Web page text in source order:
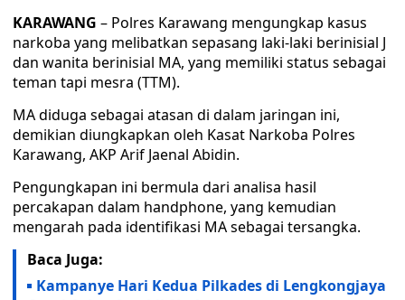
KARAWANG – Polres Karawang mengungkap kasus
narkoba yang melibatkan sepasang laki-laki berinisial J
dan wanita berinisial MA, yang memiliki status sebagai
teman tapi mesra (TTM).
MA diduga sebagai atasan di dalam jaringan ini,
demikian diungkapkan oleh Kasat Narkoba Polres
Karawang, AKP Arif Jaenal Abidin.
Pengungkapan ini bermula dari analisa hasil
percakapan dalam handphone, yang kemudian
mengarah pada identifikasi MA sebagai tersangka.
Baca Juga:
Kampanye Hari Kedua Pilkades di Lengkongjaya